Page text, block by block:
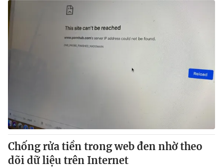
® Cấm sao chép dưới mọi hình thức nếu không có sự chấp
thuận bằng văn bản. Ghi rõ nguồn VTV.vn khi phát hành lại
thông tin từ website này.
Chống rửa tiền trong web đen nhờ theo
dõi dữ liệu trên Internet